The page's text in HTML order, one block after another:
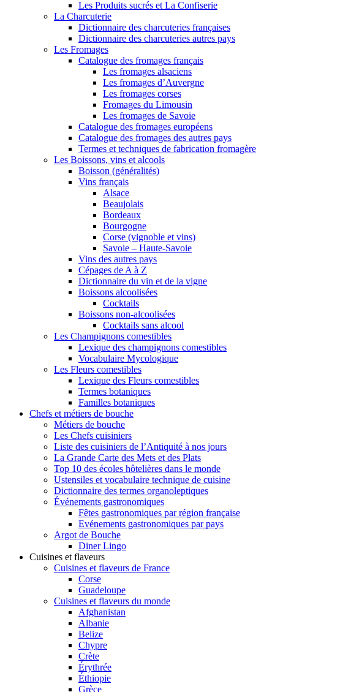
Les Produits sucrés et La Confiserie
La Charcuterie
Dictionnaire des charcuteries françaises
Dictionnaire des charcuteries autres pays
Les Fromages
Catalogue des fromages français
Les fromages alsaciens
Les fromages d’Auvergne
Les fromages corses
Fromages du Limousin
Les fromages de Savoie
Catalogue des fromages européens
Catalogue des fromages des autres pays
Termes et techniques de fabrication fromagère
Les Boissons, vins et alcools
Boisson (généralités)
Vins français
Alsace
Beaujolais
Bordeaux
Bourgogne
Corse (vignoble et vins)
Savoie – Haute-Savoie
Vins des autres pays
Cépages de A à Z
Dictionnaire du vin et de la vigne
Boissons alcoolisées
Cocktails
Boissons non-alcoolisées
Cocktails sans alcool
Les Champignons comestibles
Lexique des champignons comestibles
Vocabulaire Mycologique
Les Fleurs comestibles
Lexique des Fleurs comestibles
Termes botaniques
Familles botaniques
Chefs et métiers de bouche
Métiers de bouche
Les Chefs cuisiniers
Liste des cuisiniers de l’Antiquité à nos jours
La Grande Carte des Mets et des Plats
Top 10 des écoles hôtelières dans le monde
Ustensiles et vocabulaire technique de cuisine
Dictionnaire des termes organoleptiques
Événements gastronomiques
Fêtes gastronomiques par région française
Evénements gastronomiques par pays
Argot de Bouche
Diner Lingo
Cuisines et flaveurs
Cuisines et flaveurs de France
Corse
Guadeloupe
Cuisines et flaveurs du monde
Afghanistan
Albanie
Belize
Chypre
Crète
Érythrée
Éthiopie
Grèce